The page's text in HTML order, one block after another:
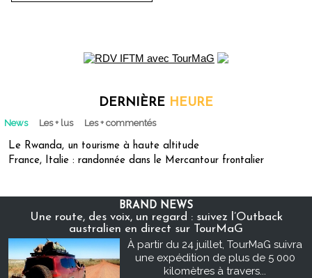
DERNIÈRE HEURE
News Les + lus Les + commentés
Le Rwanda, un tourisme à haute altitude
France, Italie : randonnée dans le Mercantour frontalier
BRAND NEWS
Une route, des voix, un regard : suivez l’Outback
australien en direct sur TourMaG
À partir du 24 juillet, TourMaG suivra
une expédition de plus de 5 000
kilomètres à travers...